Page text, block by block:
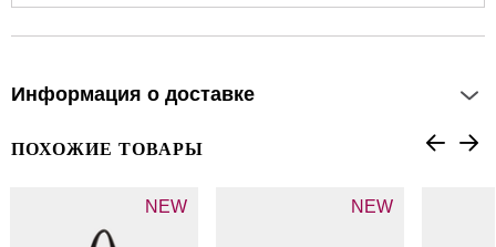
Информация о доставке
ПОХОЖИЕ ТОВАРЫ
NEW NEW